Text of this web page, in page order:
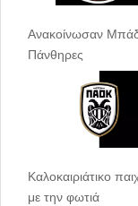
Ανακοίνωσαν
Πάνθηρες
Καλοκαιριάτικο
με την φωτιά